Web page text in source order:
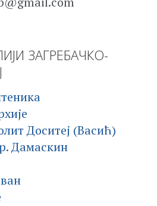
ЗАГРЕБАЧКО-
Доситеј (Васић)
Дамаскин